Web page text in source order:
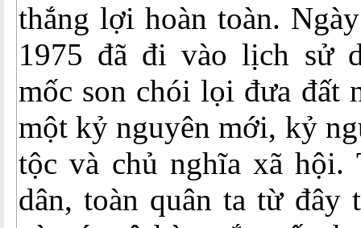
thắng lợi hoàn toàn.
1975 đã đi vào lịch sử
mốc son chói lọi đưa đất
một kỷ nguyên mới, kỷ
tộc và chủ nghĩa xã hội.
dân, toàn quân ta từ đây